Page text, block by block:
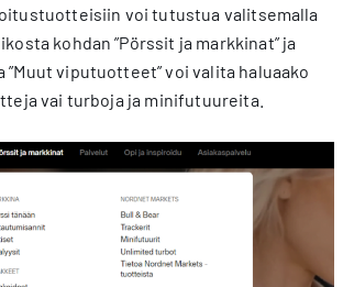
voi tutustua valitsemalla
kohdan ”Pörssit ja markkinat” ja
”Muut viputuotteet” voi valita haluaako
vai turboja ja minifutuureita.